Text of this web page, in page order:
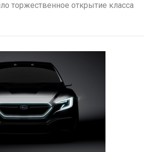
торжественное открытие класса